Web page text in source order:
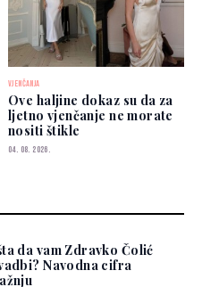
VJENČANJA
Ove haljine dokaz su da za
ljetno vjenčanje ne morate
nositi štikle
04. 08. 2026.
da vam Zdravko Čolić
Navodna cifra